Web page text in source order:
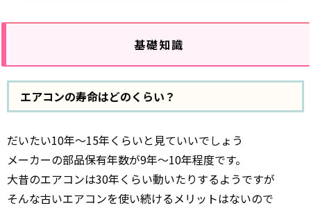
基礎知識
エアコンの寿命はどのくらい？
だいたい10年～15年くらいと見ていいでしょう
メーカーの部品保有年数が9年～10年程度です。
大昔のエアコンは30年くらい動いたりするようですが
そんな古いエアコンを使い続けるメリットはないので